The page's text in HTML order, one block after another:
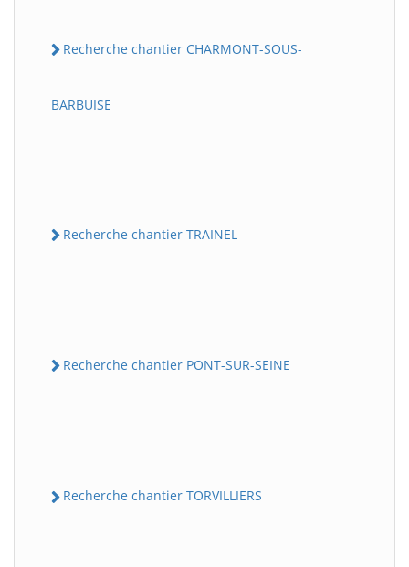
Recherche chantier CHARMONT-SOUS-
BARBUISE
Recherche chantier TRAINEL
Recherche chantier PONT-SUR-SEINE
Recherche chantier TORVILLIERS